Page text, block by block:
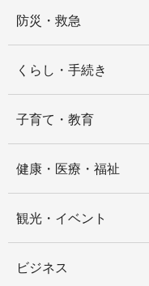
防災・救急
くらし・手続き
子育て・教育
健康・医療・福祉
観光・イベント
ビジネス